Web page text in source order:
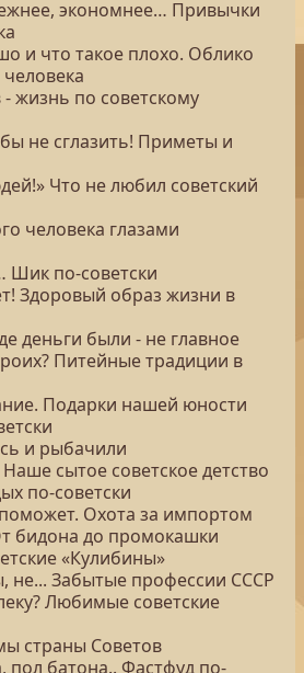
экономнее… Привычки
и что такое плохо. Облико
жизнь по советскому
не сглазить! Приметы и
Что не любил советский
человека глазами
Шик по-советски
Здоровый образ жизни в
деньги были - не главное
Питейные традиции в
Подарки нашей юности
и рыбачили
сытое советское детство
по-советски
Охота за импортом
бидона до промокашки
«Кулибины»
не... Забытые профессии СССР
Любимые советские
страны Советов
пол батона.. Фастфуд по-